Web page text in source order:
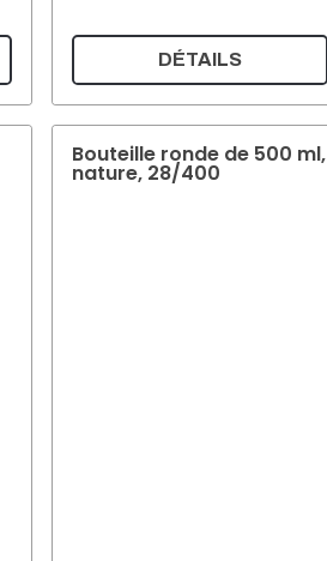
DÉTAILS
Bouteille ronde de 500 ml,
nature, 28/400